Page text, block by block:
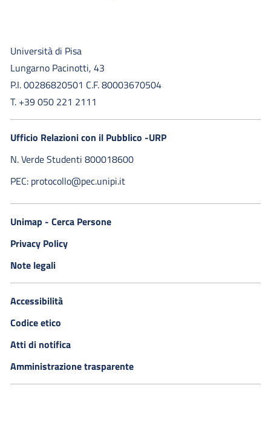
Università di Pisa
Lungarno Pacinotti, 43
P.I. 00286820501 C.F. 80003670504
T. +39 050 221 2111
Ufficio Relazioni con il Pubblico -URP
N. Verde Studenti 800018600​
PEC: protocollo@pec.unipi.it
Unimap - Cerca Persone
Privacy Policy
Note legali
Accessibilità
Codice etico
Atti di notifica
Amministrazione trasparente